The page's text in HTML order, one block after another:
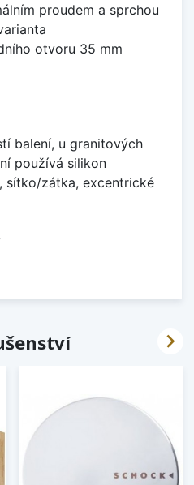
proudem a sprchou
otvoru 35 mm
balení, u granitových
používá silikon
sítko/zátka, excentrické
